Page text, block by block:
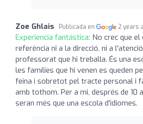
Zoe Ghlais Publicada en 2 years
Experiencia fantástica: No crec que
referència ni a la direcció, ni a
professorat que hi treballa. És una
les famílies que hi venen es queden
feina i sobretot pel tracte personal i
amb tothom. Per a mi, després de 10
seran més que una escola d'idiomes.